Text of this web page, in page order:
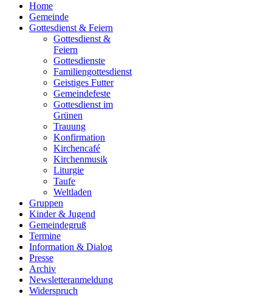
Home
Gemeinde
Gottesdienst & Feiern
Gottesdienst &
Feiern
Gottesdienste
Familiengottesdienst
Geistiges Futter
Gemeindefeste
Gottesdienst im
Grünen
Trauung
Konfirmation
Kirchencafé
Kirchenmusik
Liturgie
Taufe
Weltladen
Gruppen
Kinder & Jugend
Gemeindegruß
Termine
Information & Dialog
Presse
Archiv
Newsletteranmeldung
Widerspruch